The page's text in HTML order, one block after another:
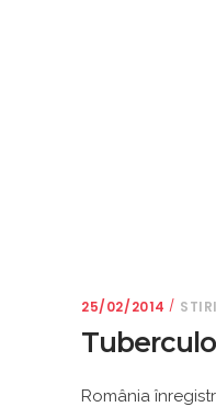
25/02/2014 STIRI
România